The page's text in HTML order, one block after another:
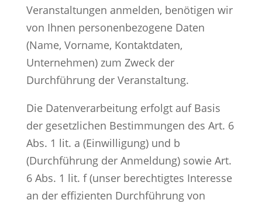
Veranstaltungen anmelden, benötigen wir
von Ihnen personenbezogene Daten
(Name, Vorname, Kontaktdaten,
Unternehmen) zum Zweck der
Durchführung der Veranstaltung.
Die Datenverarbeitung erfolgt auf Basis
der gesetzlichen Bestimmungen des Art. 6
Abs. 1 lit. a (Einwilligung) und b
(Durchführung der Anmeldung) sowie Art.
6 Abs. 1 lit. f (unser berechtigtes Interesse
an der effizienten Durchführung von